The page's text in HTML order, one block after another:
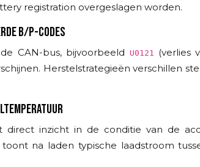
registration overgeslagen worden.
B/P-CODES
CAN-bus, bijvoorbeeld U0121 (verlies
Herstelstrategieën verschillen
direct inzicht in de conditie van de
na laden typische laadstroom